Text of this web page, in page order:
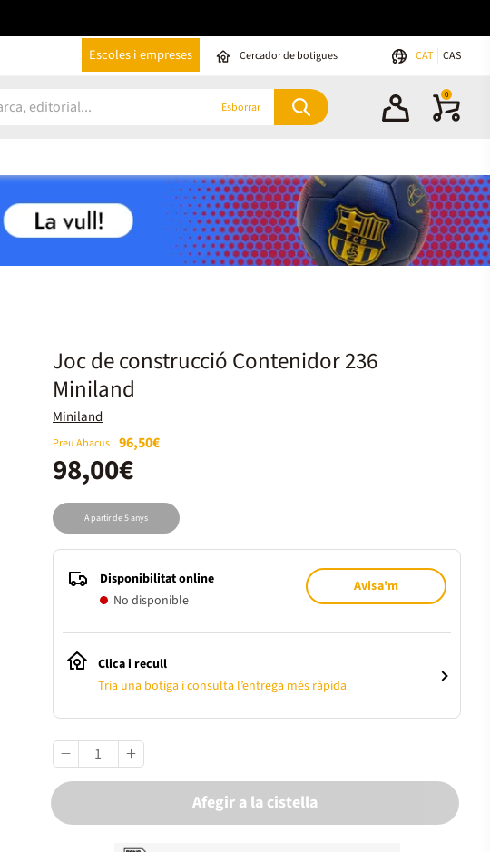
Escoles i empreses Cercador de botigues CAT CAS
Esborrar
0
Joc de construcció Contenidor 236
Miniland
Miniland
Preu Abacus 96,50€
98,00€
A partir de 5 anys
Disponibilitat online
No disponible
Avisa'm
Clica i recull
Tria una botiga i consulta l’entrega més ràpida
Afegir a la cistella